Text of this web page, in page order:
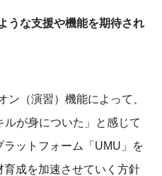
うな支援や機能を期待され
ン（演習）機能によって、
が身についた」と感じて
ットフォーム「UMU」を
成を加速させていく方針